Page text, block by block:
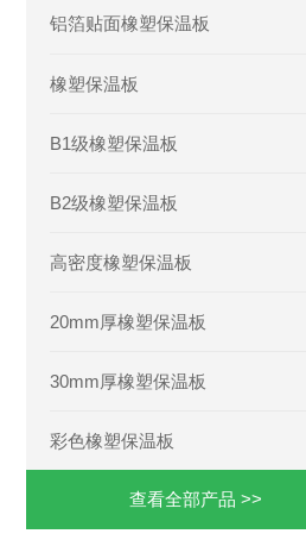
铝箔贴面橡塑保温板
橡塑保温板
B1级橡塑保温板
B2级橡塑保温板
高密度橡塑保温板
20mm厚橡塑保温板
30mm厚橡塑保温板
彩色橡塑保温板
查看全部产品 >>